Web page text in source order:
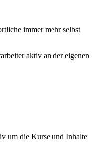
immer mehr selbst
aktiv an der eigenen
um die Kurse und Inhalte